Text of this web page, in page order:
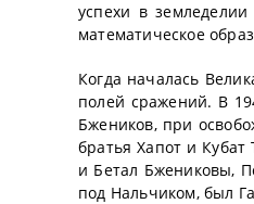
успехи в
математическое
Когда началась
полей сражений. В
Бжеников, при
братья Хапот и
и Бетал Бжениковы,
под Нальчиком, был